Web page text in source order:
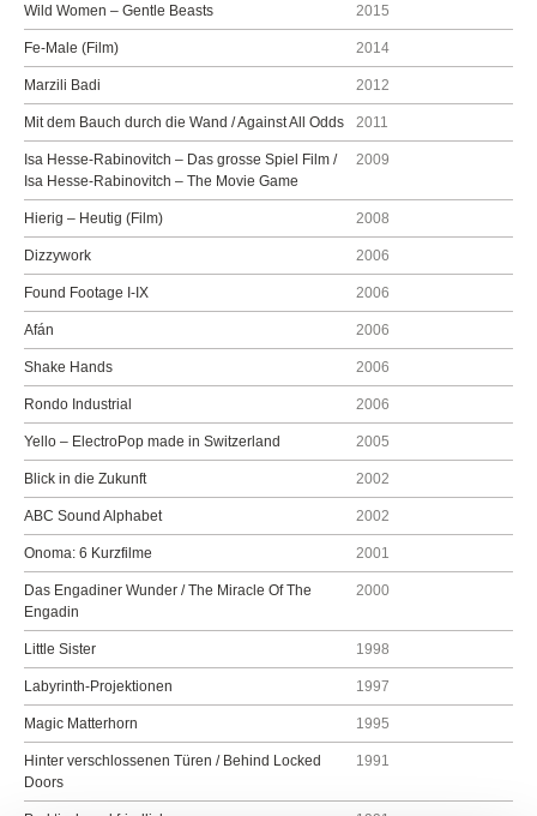
Wild Women – Gentle Beasts 2015
Fe-Male (Film) 2014
Marzili Badi 2012
Mit dem Bauch durch die Wand / Against All Odds 2011
Isa Hesse-Rabinovitch – Das grosse Spiel Film /
Isa Hesse-Rabinovitch – The Movie Game
2009
Hierig – Heutig (Film) 2008
Dizzywork 2006
Found Footage I-IX 2006
Afán 2006
Shake Hands 2006
Rondo Industrial 2006
Yello – ElectroPop made in Switzerland 2005
Blick in die Zukunft 2002
ABC Sound Alphabet 2002
Onoma: 6 Kurzfilme 2001
Das Engadiner Wunder / The Miracle Of The
Engadin
2000
Little Sister 1998
Labyrinth-Projektionen 1997
Magic Matterhorn 1995
Hinter verschlossenen Türen / Behind Locked
Doors
1991